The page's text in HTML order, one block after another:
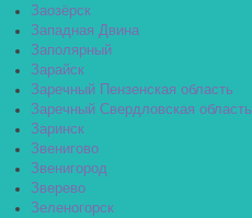
Заозёрск
Западная Двина
Заполярный
Зарайск
Заречный Пензенская область
Заречный Свердловская область
Заринск
Звенигово
Звенигород
Зверево
Зеленогорск